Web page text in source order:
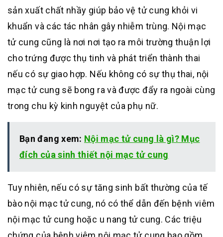
sản xuất chất nhầy giúp bảo vệ tử cung khỏi vi
khuẩn và các tác nhân gây nhiễm trùng. Nội mạc
tử cung cũng là nơi nơi tạo ra môi trường thuận lợi
cho trứng được thụ tinh và phát triển thành thai
nếu có sự giao hợp. Nếu không có sự thụ thai, nội
mạc tử cung sẽ bong ra và được đẩy ra ngoài cùng
trong chu kỳ kinh nguyệt của phụ nữ.
Bạn đang xem: Nội mạc tử cung là gì? Mục
đích của sinh thiết nội mạc tử cung
Tuy nhiên, nếu có sự tăng sinh bất thường của tế
bào nội mạc tử cung, nó có thể dẫn đến bệnh viêm
nội mạc tử cung hoặc u nang tử cung. Các triệu